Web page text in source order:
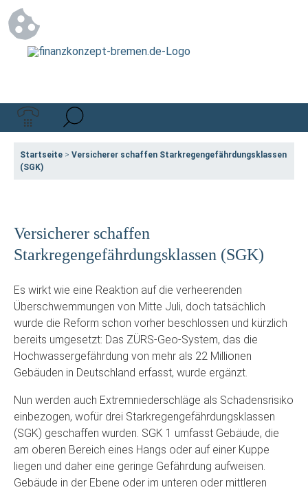
Startseite > Versicherer schaffen Starkregengefährdungsklassen
(SGK)
Versicherer schaffen
Starkregengefährdungsklassen (SGK)
Es wirkt wie eine Reaktion auf die verheerenden
Überschwemmungen von Mitte Juli, doch tatsächlich
wurde die Reform schon vorher beschlossen und kürzlich
bereits umgesetzt: Das ZÜRS-Geo-System, das die
Hochwassergefährdung von mehr als 22 Millionen
Gebäuden in Deutschland erfasst, wurde ergänzt.
Nun werden auch Extremniederschläge als Schadensrisiko
einbezogen, wofür drei Starkregengefährdungsklassen
(SGK) geschaffen wurden. SGK 1 umfasst Gebäude, die
am oberen Bereich eines Hangs oder auf einer Kuppe
liegen und daher eine geringe Gefährdung aufweisen.
Gebäude in der Ebene oder im unteren oder mittleren